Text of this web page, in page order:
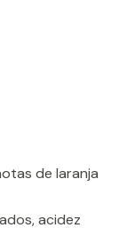
de laranja
acidez